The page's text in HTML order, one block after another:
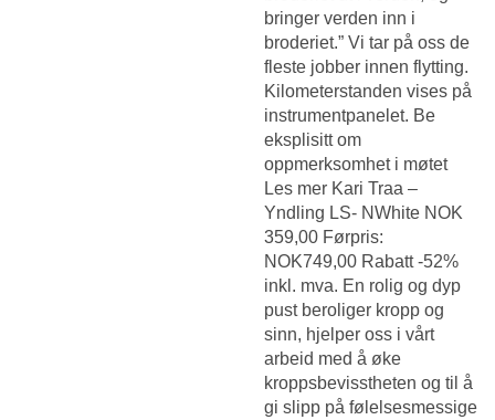
bringer verden inn i
broderiet.” Vi tar på oss de
fleste jobber innen flytting.
Kilometerstanden vises på
instrumentpanelet. Be
eksplisitt om
oppmerksomhet i møtet
Les mer Kari Traa –
Yndling LS- NWhite NOK
359,00 Førpris:
NOK749,00 Rabatt -52%
inkl. mva. En rolig og dyp
pust beroliger kropp og
sinn, hjelper oss i vårt
arbeid med å øke
kroppsbevisstheten og til å
gi slipp på følelsesmessige